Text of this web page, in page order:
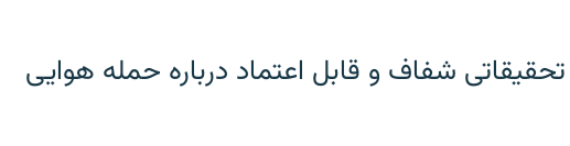
شفاف و قابل اعتماد درباره حمله هوایی